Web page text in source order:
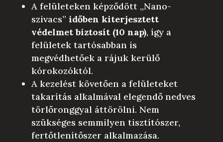
A felületeken képződött „Nano-
szivacs” időben kiterjesztett
védelmet biztosít (10 nap), így a
felületek tartósabban is
megvédhetőek a rájuk kerülő
kórokozóktól.
A kezelést követően a felületeket
takarítás alkalmával elegendő nedves
törlőronggyal áttörölni. Nem
szükséges semmilyen tisztítószer,
fertőtlenítőszer alkalmazása.